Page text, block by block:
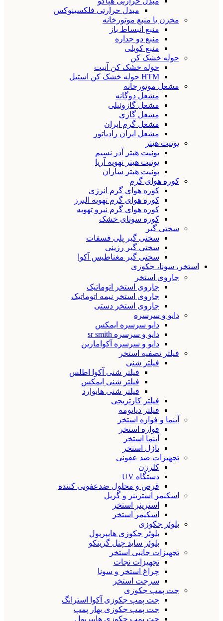
مبدل حرارتی فلکسینوکس
مخزن یا منبع موتورخانه
منبع انبساط باز
منبع دو جداره
منبع کویلی
حوله خشک کن
حوله خشک کن آنیت
HTM حوله خشک کن استیل
مشعل موتورخانه
مشعل دوگانه
مشعل گازوئیلی
مشعل گازی
مشعل گرم ایران
مشعل ایران رادیاتور
یونیت هیتر
یونیت هیتر آذر نسیم
یونیت هیتر تهویه آریا
یونیت هیتر ساران
کوره هوای گرم
کوره هوای گرم انرژی
کوره هوای گرم تهویه البرز
کوره هوای گرم نیرو تهویه
کوره سونای خشک
سختی گیر
سختی گیر پلی فسفات
سختی گیر رزینی
سختی گیر مغناطیس آکوا
استخر، سونا، جکوزی
جاروی استخر
جاروی استخر اتوماتیک
جاروی استخر نیمه اتوماتیک
جاروی استخر دستی
دایو و سرسره
دایو سرسره ایمکس
دایو و سرسره sr smith
دایو و سرسره آکوامارین
فیلتر تصفیه استخر
فیلتر شنی
فیلتر شنی آکوا اطلس
فیلتر شنی ایمکس
فیلتر شنی هایوارد
فیلتر کارتریجی
فیلتر دیاتومه
آبنما و فواره استخر
فواره استخر
آبنما استخر
نازل استخر
تجهیزات ضد عفونی
کلرزن
دستگاه UV
قرص و محلول ضدعفونی کننده
اسکیمر استرینر و گریل
استرینر استخر
اسکیمر استخر
بلوئر جکوزی
بلوئر جکوزی هایپرپول
بلوئر ساید چنل گرینکو
تجهیزات جانبی استخر
تجهیزات نجات
چراغ استخر و سونا
سرجت استخر
جت پمپ جکوزی
جت پمپ جکوزی آکوا استرانگ
جت پمپ جکوزی بهار پمپ
جت پمپ جکوزی هایپرپول